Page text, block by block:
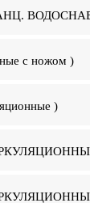
с ножом )
)